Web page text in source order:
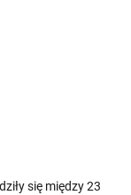
się między 23